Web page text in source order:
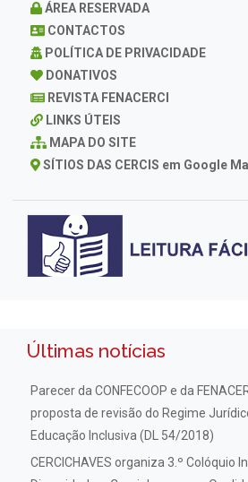
ÁREA RESERVADA
CONTACTOS
POLÍTICA DE PRIVACIDADE
DONATIVOS
REVISTA FENACERCI
LINKS ÚTEIS
MAPA DO SITE
SÍTIOS DAS CERCIS em Google
Últimas notícias
Parecer da CONFECOOP e da
proposta de revisão do Regime
Educação Inclusiva (DL 54/2018)
CERCICHAVES organiza 3.º Colóquio